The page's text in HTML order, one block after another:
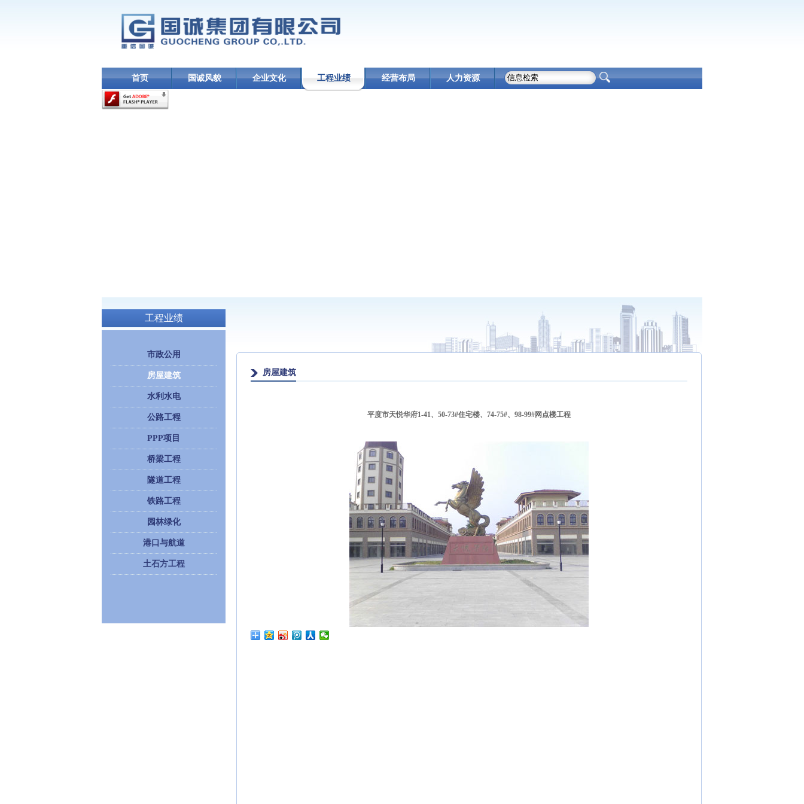
首页 国诚风貌 企业文化 工程业绩 经营布局 人力资源
工程业绩
市政公用
房屋建筑
水利水电
公路工程
PPP项目
桥梁工程
隧道工程
铁路工程
园林绿化
港口与航道
土石方工程
房屋建筑
平度市天悦华府1-41、50-73#住宅楼、74-75#、98-99#网点楼工程